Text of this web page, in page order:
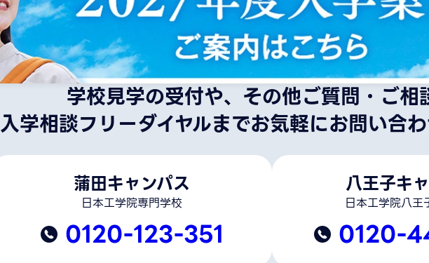
学校見学の受付や、その他ご質問・ご相
入学相談フリーダイヤルまでお気軽にお問い合
蒲田キャンパス
日本工学院専門学校
0120-123-351
八王子キ
日本工学院八王
0120-